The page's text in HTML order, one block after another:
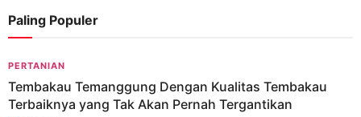
Paling Populer
PERTANIAN
Tembakau Temanggung Dengan Kualitas Tembakau
Terbaiknya yang Tak Akan Pernah Tergantikan